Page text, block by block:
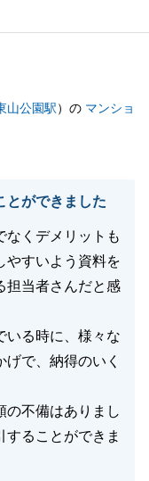
内時やご契約前
明を徹底してまい
誠に有難うござ
ます。
山公園駅）の マンショ
とができました
なくデメリットも
やすいよう資料を
担当者さんだと感
いる時に、様々な
で、納得のいく
の不備はありまし
することができま